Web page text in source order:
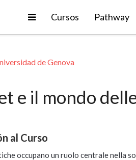
Expandir
Cursos Pathway
de Genova
e il mondo
al Curso
occupano un ruolo centrale nella